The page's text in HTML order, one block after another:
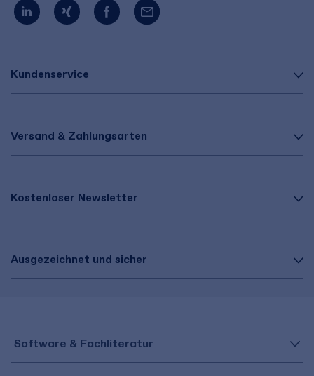
Kundenservice
Versand & Zahlungsarten
Kostenloser Newsletter
Ausgezeichnet und sicher
Software & Fachliteratur